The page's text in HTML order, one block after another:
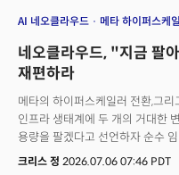
AI 네오클라우드 메타 하이퍼스케
네오클라우드, "지금 팔
재편하라
메타의 하이퍼스케일러 전환,그
인프라 생태계에 두 개의 거대한
용량을 팔겠다고 선언하자 순수
무너졌습니다. 메타의 클라우드
크리스 정 2026.07.06 07:46 PDT